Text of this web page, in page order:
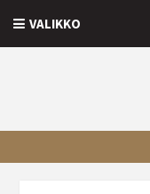
VALIKKO